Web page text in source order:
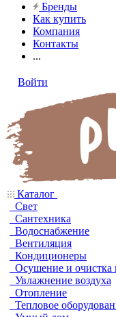
Бренды
Как купить
Компания
Контакты
...
Войти
Каталог
Свет
Сантехника
Водоснабжение
Вентиляция
Кондиционеры
Осушение и очистка
Увлажнение воздуха
Отопление
Тепловое